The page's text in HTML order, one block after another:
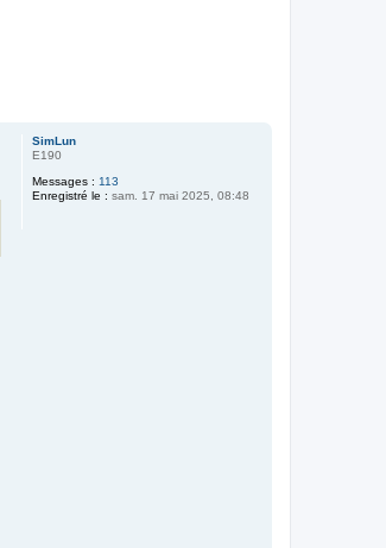
SimLun
E190
Messages : 113
Enregistré le : sam. 17 mai 2025, 08:48